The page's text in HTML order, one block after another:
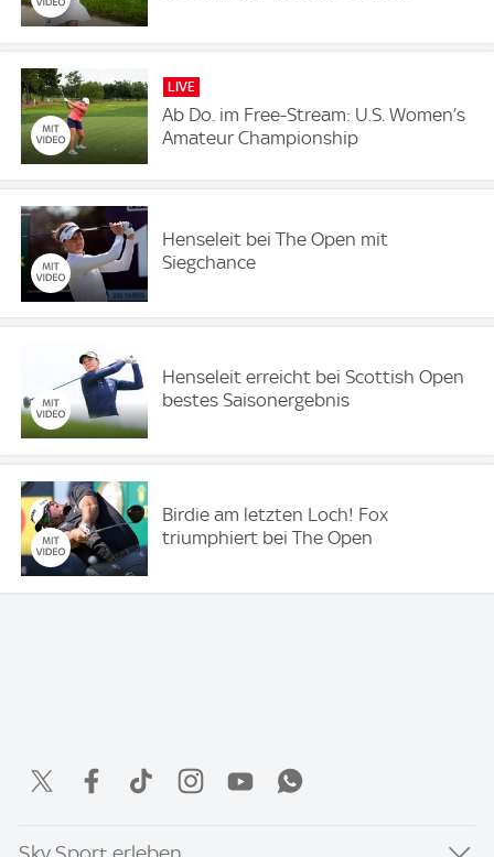
LIVE
Ab Do. im Free-Stream: U.S. Women’s
Amateur Championship
Henseleit bei The Open mit
Siegchance
Henseleit erreicht bei Scottish Open
bestes Saisonergebnis
Birdie am letzten Loch! Fox
triumphiert bei The Open